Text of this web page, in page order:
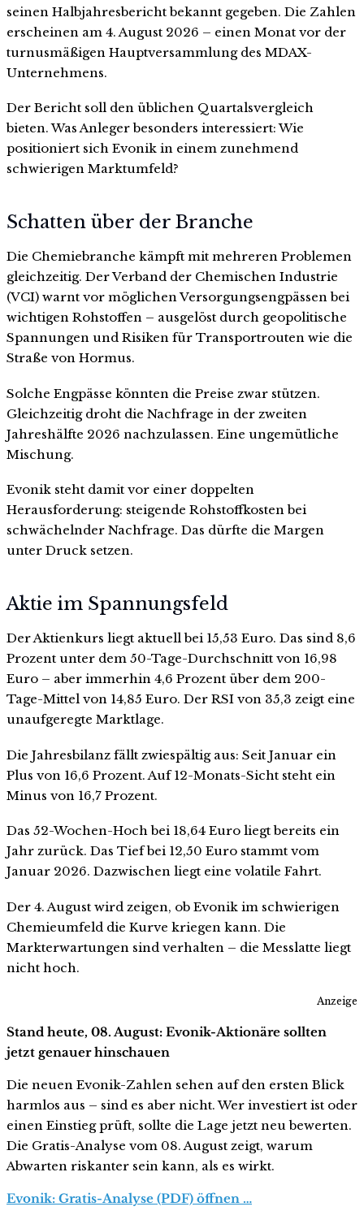
seinen Halbjahresbericht bekannt gegeben. Die Zahlen
erscheinen am 4. August 2026 – einen Monat vor der
turnusmäßigen Hauptversammlung des MDAX-
Unternehmens.
Der Bericht soll den üblichen Quartalsvergleich
bieten. Was Anleger besonders interessiert: Wie
positioniert sich Evonik in einem zunehmend
schwierigen Marktumfeld?
Schatten über der Branche
Die Chemiebranche kämpft mit mehreren Problemen
gleichzeitig. Der Verband der Chemischen Industrie
(VCI) warnt vor möglichen Versorgungsengpässen bei
wichtigen Rohstoffen – ausgelöst durch geopolitische
Spannungen und Risiken für Transportrouten wie die
Straße von Hormus.
Solche Engpässe könnten die Preise zwar stützen.
Gleichzeitig droht die Nachfrage in der zweiten
Jahreshälfte 2026 nachzulassen. Eine ungemütliche
Mischung.
Evonik steht damit vor einer doppelten
Herausforderung: steigende Rohstoffkosten bei
schwächelnder Nachfrage. Das dürfte die Margen
unter Druck setzen.
Aktie im Spannungsfeld
Der Aktienkurs liegt aktuell bei 15,53 Euro. Das sind 8,6
Prozent unter dem 50-Tage-Durchschnitt von 16,98
Euro – aber immerhin 4,6 Prozent über dem 200-
Tage-Mittel von 14,85 Euro. Der RSI von 35,3 zeigt eine
unaufgeregte Marktlage.
Die Jahresbilanz fällt zwiespältig aus: Seit Januar ein
Plus von 16,6 Prozent. Auf 12-Monats-Sicht steht ein
Minus von 16,7 Prozent.
Das 52-Wochen-Hoch bei 18,64 Euro liegt bereits ein
Jahr zurück. Das Tief bei 12,50 Euro stammt vom
Januar 2026. Dazwischen liegt eine volatile Fahrt.
Der 4. August wird zeigen, ob Evonik im schwierigen
Chemieumfeld die Kurve kriegen kann. Die
Markterwartungen sind verhalten – die Messlatte liegt
nicht hoch.
Anzeige
Stand heute, 08. August: Evonik-Aktionäre sollten
jetzt genauer hinschauen
Die neuen Evonik-Zahlen sehen auf den ersten Blick
harmlos aus – sind es aber nicht. Wer investiert ist oder
einen Einstieg prüft, sollte die Lage jetzt neu bewerten.
Die Gratis-Analyse vom 08. August zeigt, warum
Abwarten riskanter sein kann, als es wirkt.
Evonik: Gratis-Analyse (PDF) öffnen …